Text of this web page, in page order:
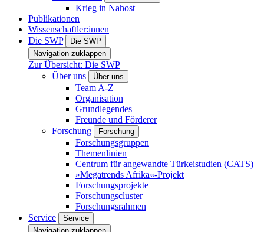
Krieg in Nahost
Publikationen
Wissenschaftler:innen
Die SWP
Die SWP
Navigation zuklappen
Zur Übersicht: Die SWP
Über uns
Über uns
Team A-Z
Organisation
Grundlegendes
Freunde und Förderer
Forschung
Forschung
Forschungsgruppen
Themenlinien
Centrum für angewandte Türkeistudien (CATS)
»Megatrends Afrika«-Projekt
Forschungsprojekte
Forschungscluster
Forschungsrahmen
Service
Service